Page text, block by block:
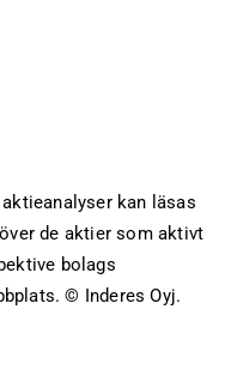
kan läsas
de aktier som aktivt
bolags
© Inderes Oyj.